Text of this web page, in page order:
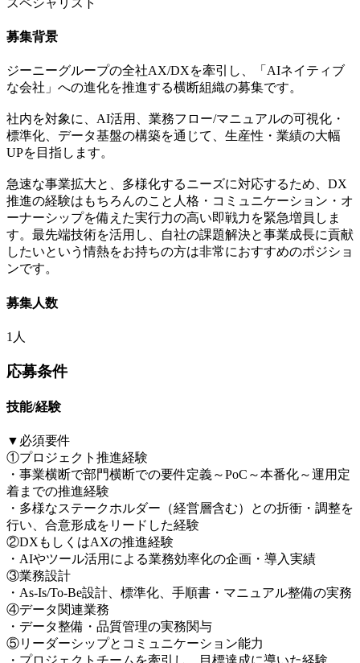
募集背景
ジーニーグループの全社AX/DXを牽引し、「AIネイティブ
な会社」への進化を推進する横断組織の募集です。
社内を対象に、AI活用、業務フロー/マニュアルの可視化・
標準化、データ基盤の構築を通じて、生産性・業績の大幅
UPを目指します。
急速な事業拡大と、多様化するニーズに対応するため、DX
推進の経験はもちろんのこと人格・コミュニケーション・オ
ーナーシップを備えた実行力の高い即戦力を緊急増員しま
す。最先端技術を活用し、自社の課題解決と事業成長に貢献
したいという情熱をお持ちの方は非常におすすめのポジショ
ンです。
募集人数
1人
応募条件
技能/経験
▼必須要件
①プロジェクト推進経験
・事業横断で部門横断での要件定義～PoC～本番化～運用定
着までの推進経験
・多様なステークホルダー（経営層含む）との折衝・調整を
行い、合意形成をリードした経験
②DXもしくはAXの推進経験
・AIやツール活用による業務効率化の企画・導入実績
③業務設計
・As-Is/To-Be設計、標準化、手順書・マニュアル整備の実務
④データ関連業務
・データ整備・品質管理の実務関与
⑤リーダーシップとコミュニケーション能力